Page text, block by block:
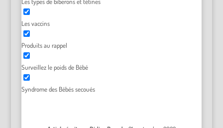
Les vaccins
Produits au rappel
Surveillez le poids de Bébé
Syndrome des Bébés secoués